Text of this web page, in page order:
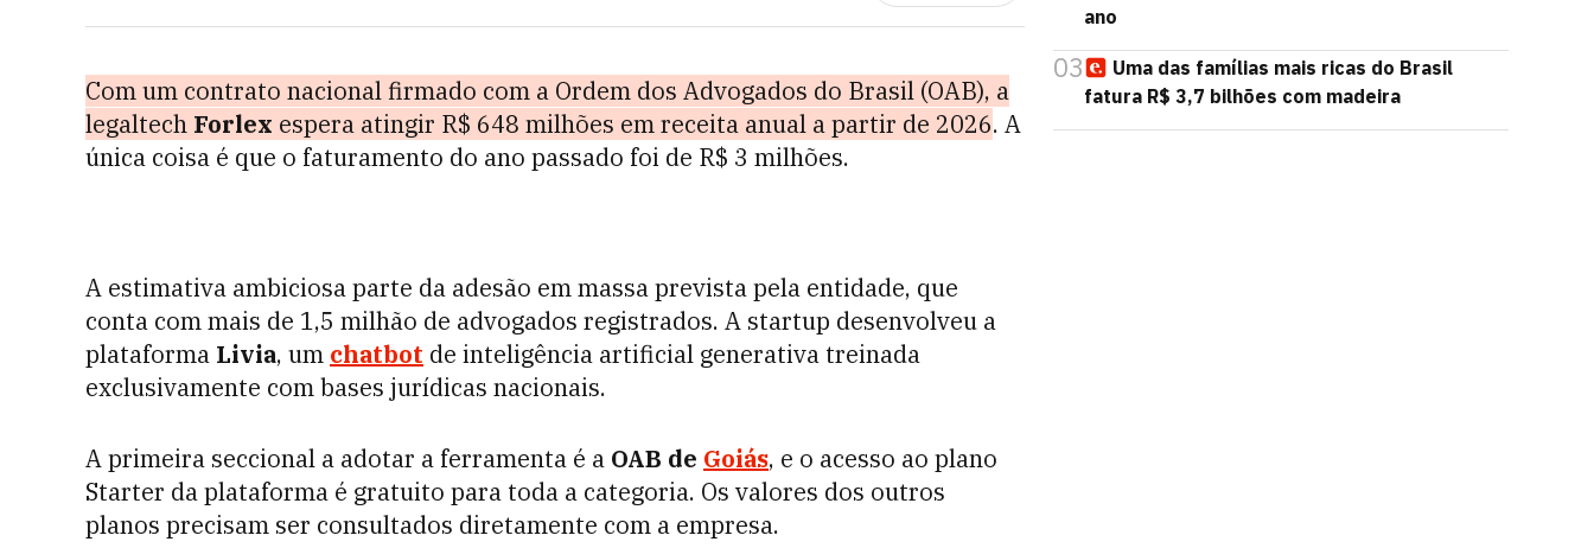
Com um contrato nacional firmado com a Ordem dos Advogados do Brasil (OAB), a
legaltech Forlex espera atingir R$ 648 milhões em receita anual a partir de 2026. A
única coisa é que o faturamento do ano passado foi de R$ 3 milhões.
A estimativa ambiciosa parte da adesão em massa prevista pela entidade, que
conta com mais de 1,5 milhão de advogados registrados. A startup desenvolveu a
plataforma Livia, um chatbot de inteligência artificial generativa treinada
exclusivamente com bases jurídicas nacionais.
A primeira seccional a adotar a ferramenta é a OAB de Goiás, e o acesso ao plano
Starter da plataforma é gratuito para toda a categoria. Os valores dos outros
planos precisam ser consultados diretamente com a empresa.
ano
03
Uma das famílias mais ricas do Brasil
fatura R$ 3,7 bilhões com madeira